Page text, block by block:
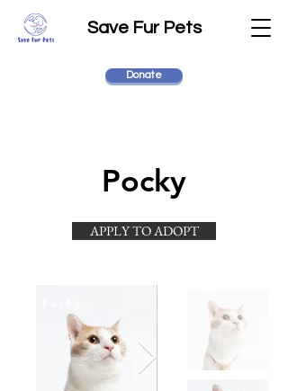
Save Fur Pets
Donate
Pocky
APPLY TO ADOPT